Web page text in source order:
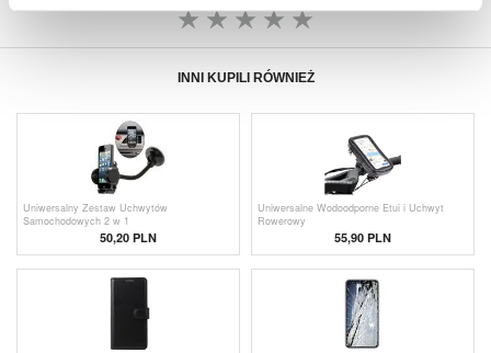
INNI KUPILI RÓWNIEŻ
Uniwersalny Zestaw Uchwytów
Samochodowych 2 w 1
50,20 PLN
Uniwersalne Wodoodporne Etui i Uchwyt
Rowerowy
55,90 PLN